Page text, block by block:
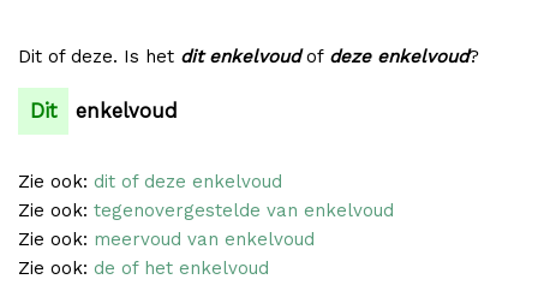
Dit of deze. Is het dit enkelvoudof deze enkelvoud?
Dit enkelvoud
Zie ook: dit of deze enkelvoud
Zie ook: tegenovergestelde van enkelvoud
Zie ook: meervoud van enkelvoud
Zie ook: de of het enkelvoud